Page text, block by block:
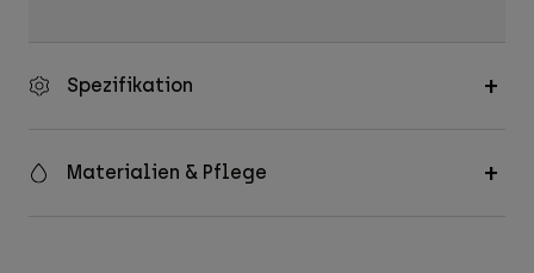
Spezifikation
Materialien & Pflege